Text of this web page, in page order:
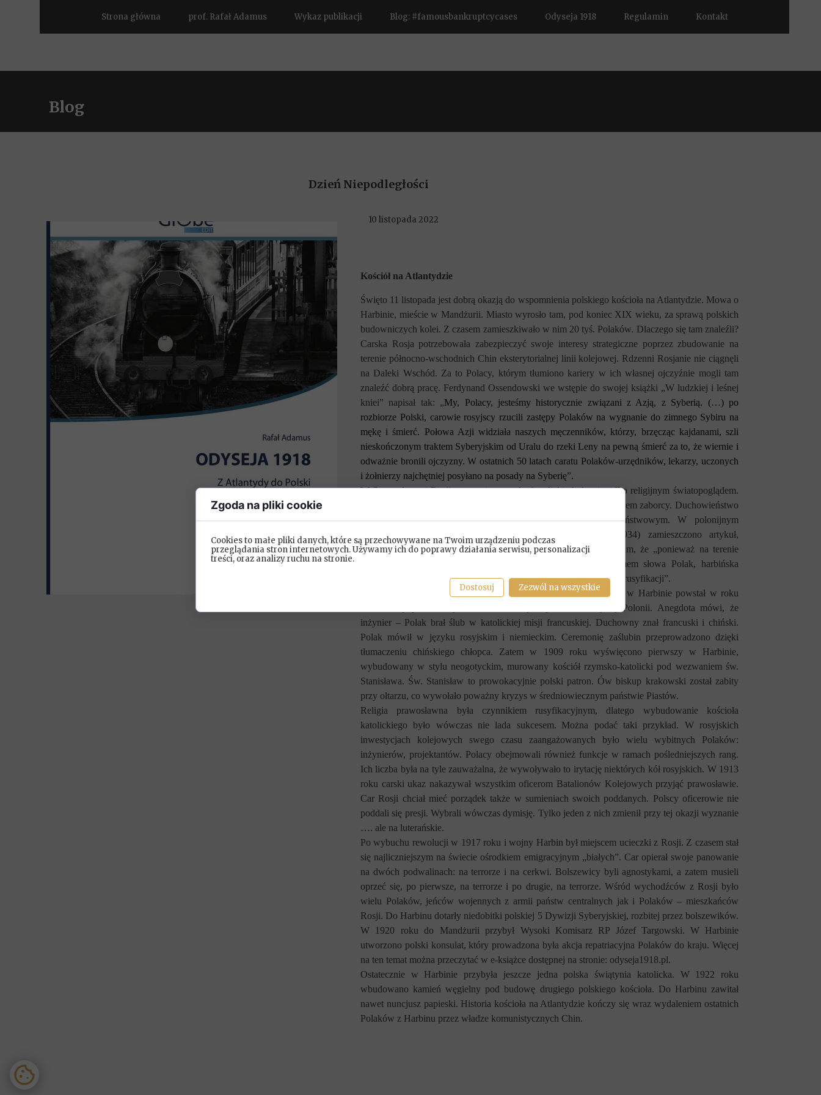
Kościół na Atlantydzie
Święto 11 listopada jest dobrą okazją do wspomnienia polskiego kościoła na Atlantydzie. Mowa o
Harbinie, mieście w Mandżurii. Miasto wyrosło tam, pod koniec XIX wieku, za sprawą polskich
budowniczych kolei. Z czasem zamieszkiwało w nim 20 tyś. Polaków. Dlaczego się tam znaleźli?
Carska Rosja potrzebowała zabezpieczyć swoje interesy strategiczne poprzez zbudowanie na
terenie północno-wschodnich Chin eksterytorialnej linii kolejowej. Rdzenni Rosjanie nie ciągnęli
na Daleki Wschód. Za to Polacy, którym tłumiono kariery w ich własnej ojczyźnie mogli tam
znaleźć dobrą pracę. Ferdynand Ossendowski we wstępie do swojej książki „W ludzkiej i leśnej
kniei” napisał tak: „My, Polacy, jesteśmy historycznie związani z Azją, z Syberią. (…) po
rozbiorze Polski, carowie rosyjscy rzucili zastępy Polaków na wygnanie do zimnego Sybiru na
mękę i śmierć. Połowa Azji widziała naszych męczenników, którzy, brzęcząc kajdanami, szli
nieskończonym traktem Syberyjskim od Uralu do rzeki Leny na pewną śmierć za to, że wiernie i
odważnie bronili ojczyzny. W ostatnich 50 latach caratu Polaków-urzędników, lekarzy, uczonych
i żołnierzy najchętniej posyłano na posady na Syberię”.
W Prawosławnej Rosji wyznanie rzymsko-katolickie było nie tylko religijnym światopoglądem.
Była to kolejna, obok narodowości, sfera polskiej autonomii względem zaborcy. Duchowieństwo
prawosławne było całkowicie podporządkowane władzom państwowym. W polonijnym
czasopiśmie wydawanym w Azji „Daleki Wschód” (nr 7/1934) zamieszczono artykuł,
zatytułowany „Polonja Harbińska. Zarys historii”.Napisano w nim, że „ponieważ na terenie
prawosławnej carskiej Rosji słowo katolik było niemal synonimem słowa Polak, harbińska
Polonja szybko zrozumiała, że jedynie Kościół uchronić ją może od rusyfikacji”.
Społeczny „Komitet Kościelny” mający na celu budowę kościoła w Harbinie powstał w roku
1901. Inicjatywa ta wynikała z naturalnych potrzeb tamtejszej Polonii. Anegdota mówi, że
inżynier – Polak brał ślub w katolickiej misji francuskiej. Duchowny znał francuski i chiński.
Polak mówił w języku rosyjskim i niemieckim. Ceremonię zaślubin przeprowadzono dzięki
tłumaczeniu chińskiego chłopca. Zatem w 1909 roku wyświęcono pierwszy w Harbinie,
wybudowany w stylu neogotyckim, murowany kościół rzymsko-katolicki pod wezwaniem św.
Stanisława. Św. Stanisław to prowokacyjnie polski patron. Ów biskup krakowski został zabity
przy ołtarzu, co wywołało poważny kryzys w średniowiecznym państwie Piastów.
Religia prawosławna była czynnikiem rusyfikacyjnym, dlatego wybudowanie kościoła
katolickiego było wówczas nie lada sukcesem. Można podać taki przykład. W rosyjskich
inwestycjach kolejowych swego czasu zaangażowanych było wielu wybitnych Polaków:
inżynierów, projektantów. Polacy obejmowali również funkcje w ramach pośledniejszych rang.
Ich liczba była na tyle zauważalna, że wywoływało to irytację niektórych kół rosyjskich. W 1913
roku carski ukaz nakazywał wszystkim oficerom Batalionów Kolejowych przyjąć prawosławie.
Car Rosji chciał mieć porządek także w sumieniach swoich poddanych. Polscy oficerowie nie
poddali się presji. Wybrali wówczas dymisję. Tylko jeden z nich zmienił przy tej okazji wyznanie
…. ale na luterańskie.
Po wybuchu rewolucji w 1917 roku i wojny Harbin był miejscem ucieczki z Rosji. Z czasem stał
się najliczniejszym na świecie ośrodkiem emigracyjnym „białych”. Car opierał swoje panowanie
na dwóch podwalinach: na terrorze i na cerkwi. Bolszewicy byli agnostykami, a zatem musieli
oprzeć się, po pierwsze, na terrorze i po drugie, na terrorze. Wśród wychodźców z Rosji było
wielu Polaków, jeńców wojennych z armii państw centralnych jak i Polaków – mieszkańców
Rosji. Do Harbinu dotarły niedobitki polskiej 5 Dywizji Syberyjskiej, rozbitej przez bolszewików.
W 1920 roku do Mandżurii przybył Wysoki Komisarz RP Józef Targowski. W Harbinie
utworzono polski konsulat, który prowadzona była akcja repatriacyjna Polaków do kraju. Więcej
na ten temat można przeczytać w e-książce dostępnej na stronie: odyseja1918.pl.
Ostatecznie w Harbinie przybyła jeszcze jedna polska świątynia katolicka. W 1922 roku
wbudowano kamień węgielny pod budowę drugiego polskiego kościoła. Do Harbinu zawitał
nawet nuncjusz papieski. Historia kościoła na Atlantydzie kończy się wraz wydaleniem ostatnich
Polaków z Harbinu przez władze komunistycznych Chin.
Strona główna prof. Rafał Adamus Wykaz publikacji Blog: #famousbankruptcycases Odyseja 1918 Regulamin Kontakt
Blog
10 listopada 2022
Dzień Niepodległości
Zgoda na pliki cookie
Cookies to małe pliki danych, które są przechowywane na Twoim urządzeniu podczas
przeglądania stron internetowych. Używamy ich do poprawy działania serwisu, personalizacji
treści, oraz analizy ruchu na stronie.
Dostosuj Zezwól na wszystkie